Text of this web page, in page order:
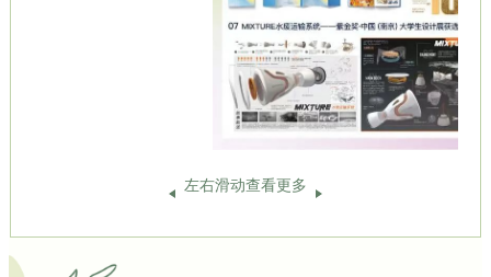
左右滑动查看更多